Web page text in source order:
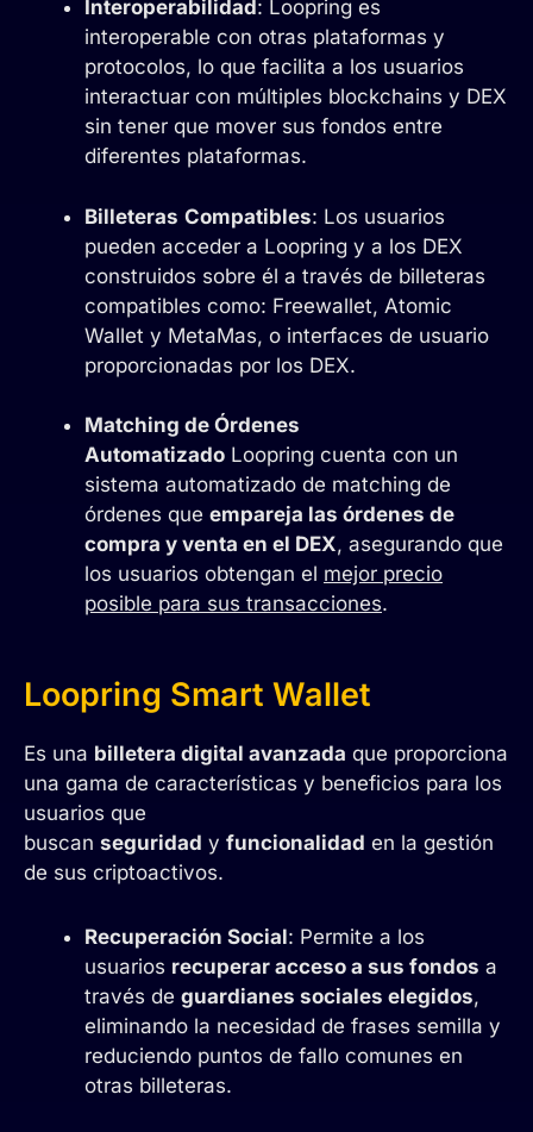
Interoperabilidad: Loopring es
interoperable con otras plataformas y
protocolos, lo que facilita a los usuarios
interactuar con múltiples blockchains y DEX
sin tener que mover sus fondos entre
diferentes plataformas.
Billeteras Compatibles: Los usuarios
pueden acceder a Loopring y a los DEX
construidos sobre él a través de billeteras
compatibles como: Freewallet, Atomic
Wallet y MetaMas, o interfaces de usuario
proporcionadas por los DEX.
Matching de Órdenes
Automatizado Loopring cuenta con un
sistema automatizado de matching de
órdenes que empareja las órdenes de
compra y venta en el DEX, asegurando que
los usuarios obtengan el mejor precio
posible para sus transacciones.
Loopring Smart Wallet
Es una billetera digital avanzada que proporciona
una gama de características y beneficios para los
usuarios que
buscan seguridad y funcionalidad en la gestión
de sus criptoactivos.
Recuperación Social: Permite a los
usuarios recuperar acceso a sus fondos a
través de guardianes sociales elegidos,
eliminando la necesidad de frases semilla y
reduciendo puntos de fallo comunes en
otras billeteras.